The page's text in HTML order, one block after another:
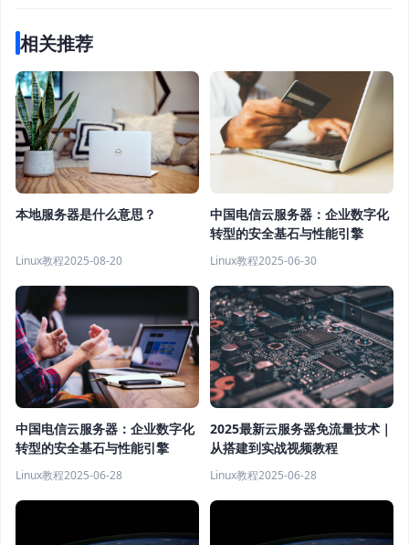
相关推荐
本地服务器是什么意思？
Linux教程2025-08-20
中国电信云服务器：企业数字化
转型的安全基石与性能引擎
Linux教程2025-06-30
中国电信云服务器：企业数字化
转型的安全基石与性能引擎
Linux教程2025-06-28
2025最新云服务器免流量技术｜
从搭建到实战视频教程
Linux教程2025-06-28